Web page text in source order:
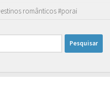
românticos #porai